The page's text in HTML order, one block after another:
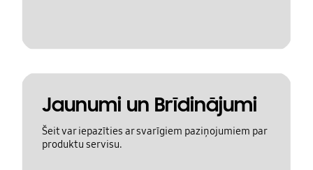
Jaunumi un Brīdinājumi
Šeit var iepazīties ar svarīgiem paziņojumiem par
produktu servisu.